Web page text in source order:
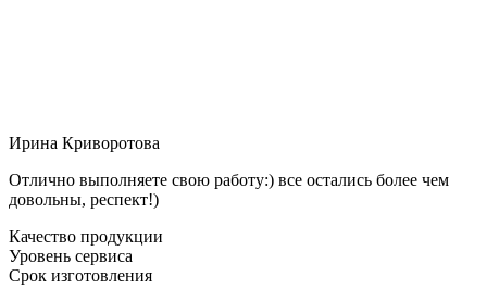
Ирина Криворотова
Отлично выполняете свою работу:) все остались более чем
довольны, респект!)
Качество продукции
Уровень сервиса
Срок изготовления